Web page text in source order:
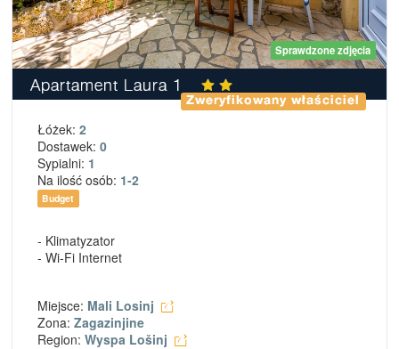
Sprawdzone zdjęcia
Apartament Laura 1
Zweryfikowany właściciel
Łóżek: 2
Dostawek: 0
Sypialni: 1
Na ilość osób: 1-2
Budget
- Klimatyzator
- Wi-Fi Internet
Miejsce: Mali Losinj
Zona: Zagazinjine
Region: Wyspa Lošinj